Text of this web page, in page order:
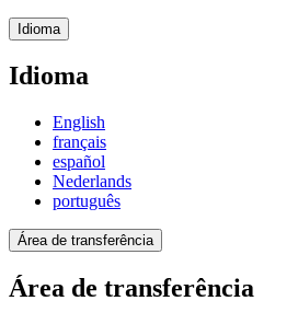
Idioma
Idioma
English
français
español
Nederlands
português
Área de transferência
Área de transferência